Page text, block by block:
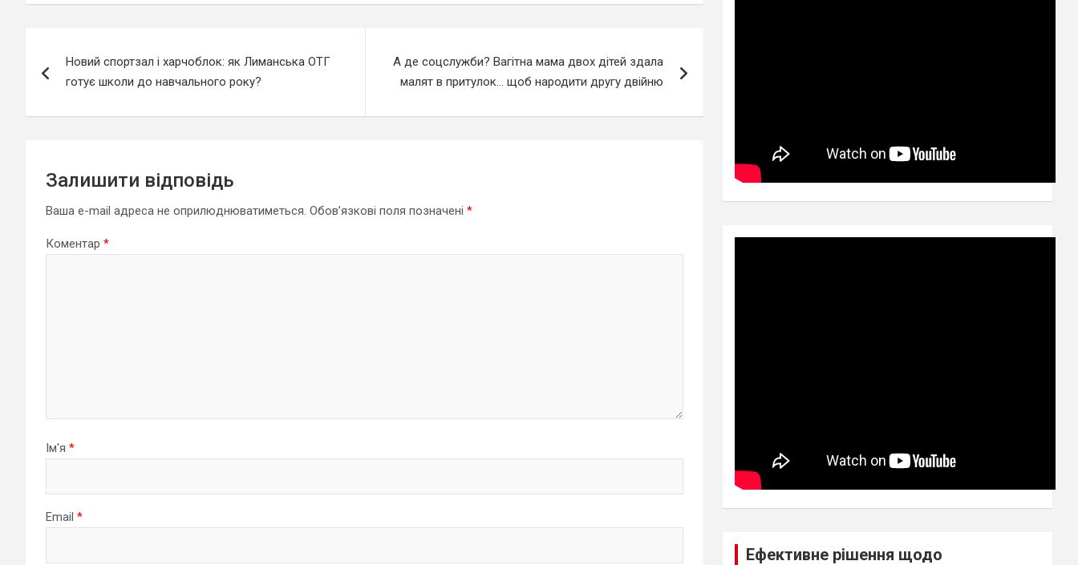
записів
Новий спортзал і харчоблок: як Лиманська ОТГ
готує школи до навчального року?
А де соцслужби? Вагітна мама двох дітей здала
малят в притулок… щоб народити другу двійню
Залишити відповідь
Ваша e-mail адреса не оприлюднюватиметься. Обов’язкові поля позначені *
Коментар *
Ім'я *
Email *
Ефективне рішення щодо